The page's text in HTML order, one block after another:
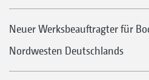
Neuer Werksbeauftragter für
Nordwesten Deutschlands